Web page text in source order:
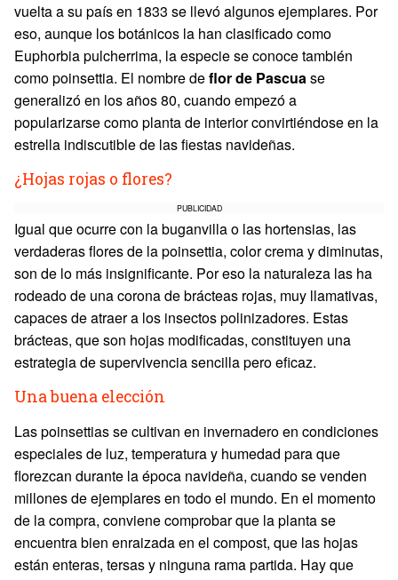
vuelta a su país en 1833 se llevó algunos ejemplares. Por
eso, aunque los botánicos la han clasificado como
Euphorbia pulcherrima, la especie se conoce también
como poinsettia. El nombre deflor de Pascuase
generalizó en los años 80, cuando empezó a
popularizarse como planta de interior convirtiéndose en la
estrella indiscutible de las fiestas navideñas.
¿Hojas rojas o flores?
PUBLICIDAD
Igual que ocurre con la buganvilla o las hortensias, las
verdaderas flores de la poinsettia, color crema y diminutas,
son de lo más insignificante. Por eso la naturaleza las ha
rodeado de una corona de brácteas rojas, muy llamativas,
capaces de atraer a los insectos polinizadores. Estas
brácteas, que son hojas modificadas, constituyen una
estrategia de supervivencia sencilla pero eficaz.
Una buena elección
Las poinsettias se cultivan en invernadero en condiciones
especiales de luz, temperatura y humedad para que
florezcan durante la época navideña, cuando se venden
millones de ejemplares en todo el mundo. En el momento
de la compra, conviene comprobar que la planta se
encuentra bien enraizada en el compost, que las hojas
están enteras, tersas y ninguna rama partida. Hay que